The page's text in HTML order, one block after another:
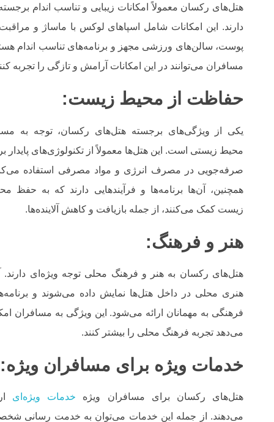
هتل‌های رکسان معمولاً امکانات زیبایی و تناسب اندام
دارند. این امکانات شامل اسپاهای لوکس با ماساژ و
پوست، سالن‌های ورزشی مجهز و برنامه‌های تناسب اندام
مسافران می‌توانند در این امکانات آرامش و تازگی را تجربه
حفاظت از محیط زیست:
یکی از ویژگی‌های برجسته هتل‌های رکسان، توجه به
محیط زیستی است. این هتل‌ها معمولاً از تکنولوژی‌های پایدار
صرفه‌جویی در مصرف انرژی و مواد مصرفی استفاده
همچنین، آن‌ها برنامه‌ها و فرآیندهایی دارند که به حفظ
زیست کمک می‌کنند، از جمله بازیافت و کاهش آلاینده‌ها.
هنر و فرهنگ:
هتل‌های رکسان به هنر و فرهنگ محلی توجه ویژه‌ای دارند.
هنری محلی در داخل هتل‌ها نمایش داده می‌شوند و
فرهنگی به مهمانان ارائه می‌شود. این ویژگی به مسافران
می‌دهد تجربه فرهنگ محلی را بیشتر کنند.
خدمات ویژه برای مسافران ویژه:
هتل‌های رکسان برای مسافران ویژه خدمات ویژه‌ای
می‌دهند. از جمله این خدمات می‌توان به خدمت رسانی